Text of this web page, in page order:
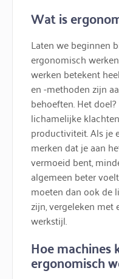
Wat is
Laten we beginnen
ergonomisch
werken betekent
en -methoden zijn
behoeften. Het
lichamelijke
productiviteit. Als je
merken dat je aan
vermoeid bent,
algemeen beter
moeten dan ook de
zijn, vergeleken
werkstijl.
Hoe machines
ergonomisch